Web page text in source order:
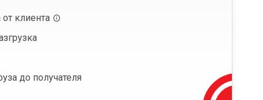
от клиента
до получателя